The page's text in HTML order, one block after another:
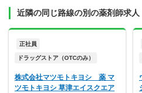
近隣の同じ路線の別の薬剤師求人
正社員
ドラッグストア（OTCのみ）
株式会社マツモトキヨシ 薬 マ
ツモトキヨシ 草津エイスクエア